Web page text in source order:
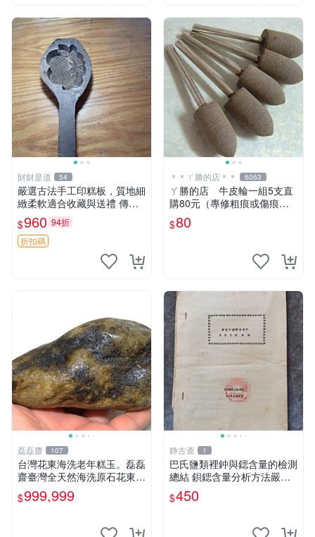
財財是道 54
嚴選古法手工印糕板，質地細
緻柔軟適合收藏與送禮 傳統
手工印糕模具 精致耐用 難得
好物 板模 印糕 模具
$960 94折
折扣碼
＊＊ㄚ勝的店＊＊ 6063
ㄚ勝的店 牛皮輪一組5支直
購80元（專修粗痕或傷痕）
輕鬆容易請看照片～
$80
磊磊齋 107
台灣花東海洗老年糕玉。磊磊
齋臺灣全天然海洗原石花東玉
東海岸台灣藍寶石東玉東海岸
心臟石皮蛋青老麥芽年糕黑鬼
碧玉髓秀姑玉鳳梨芋仔玉總統
$999,999
静古斋 1
巴氏鹽類裡鈡與鍶含量的檢測
總結 鋇鍶含量分析方法嚴選
巴氏化合物成分分析心得 化
學分析技法推薦
$450